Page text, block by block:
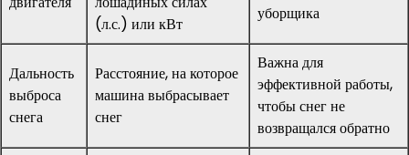
(л.с.) или кВт
уборщика
Дальность
выброса
снега
Расстояние, на которое
машина выбрасывает
снег
Важна для
эффективной работы,
чтобы снег не
возвращался обратно